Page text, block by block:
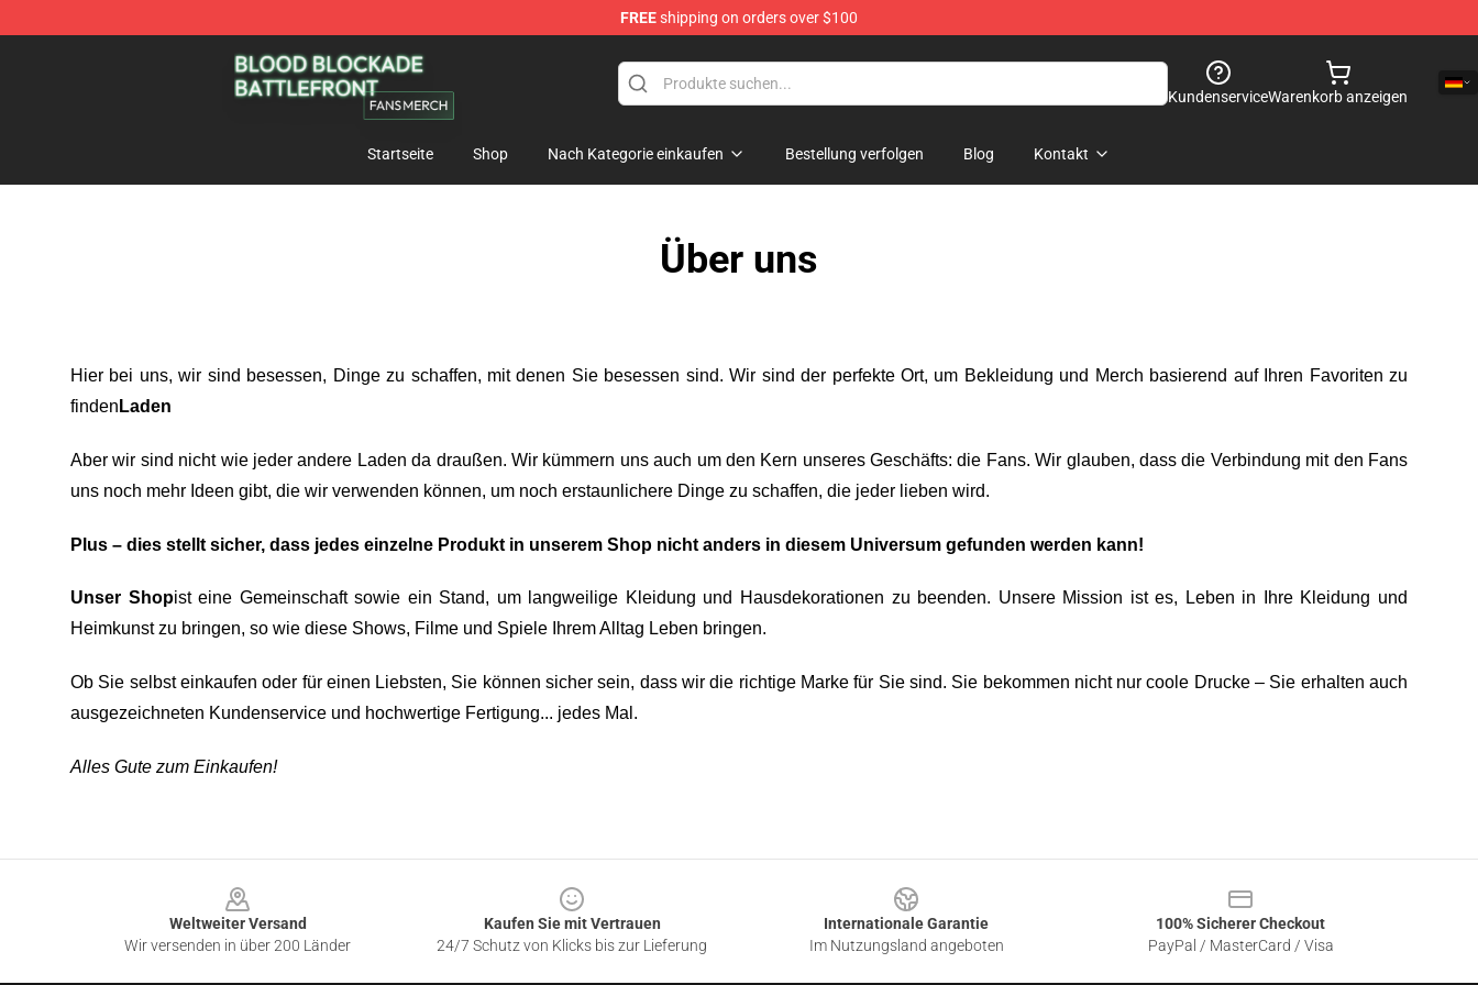
FREEshipping on orders over $100
Blood Blockade Battlefront Shop - Official Blood Blockade Battlefront Merchandise Store
KundenserviceWarenkorb anzeigen
Startseite Shop Nach Kategorie einkaufen Bestellung verfolgen Blog Kontakt
Über uns
Hier bei uns, wir sind besessen, Dinge zu schaffen, mit denen Sie besessen sind. Wir sind der perfekte Ort, um Bekleidung und Merch basierend auf Ihren Favoriten zu
finden Laden
Aber wir sind nicht wie jeder andere Laden da draußen. Wir kümmern uns auch um den Kern unseres Geschäfts: die Fans. Wir glauben, dass die Verbindung mit den Fans
uns noch mehr Ideen gibt, die wir verwenden können, um noch erstaunlichere Dinge zu schaffen, die jeder lieben wird.
Plus – dies stellt sicher, dass jedes einzelne Produkt in unserem Shop nicht anders in diesem Universum gefunden werden kann!
Unser Shopist eine Gemeinschaft sowie ein Stand, um langweilige Kleidung und Hausdekorationen zu beenden. Unsere Mission ist es, Leben in Ihre Kleidung und
Heimkunst zu bringen, so wie diese Shows, Filme und Spiele Ihrem Alltag Leben bringen.
Ob Sie selbst einkaufen oder für einen Liebsten, Sie können sicher sein, dass wir die richtige Marke für Sie sind. Sie bekommen nicht nur coole Drucke – Sie erhalten auch
ausgezeichneten Kundenservice und hochwertige Fertigung... jedes Mal.
Alles Gute zum Einkaufen!
Weltweiter Versand
Wir versenden in über 200 Länder
Kaufen Sie mit Vertrauen
24/7 Schutz von Klicks bis zur Lieferung
Internationale Garantie
Im Nutzungsland angeboten
100% Sicherer Checkout
PayPal / MasterCard / Visa